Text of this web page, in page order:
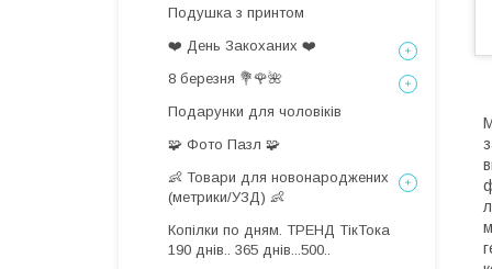
Подушка з принтом
❤️ День Закоханих ❤️
8 березня 💐🌹🌺
Подарунки для чоловіків
🧩 Фото Пазл 🧩
👶 Товари для новонароджених
(метрики/УЗД) 👶
Копілки по дням. ТРЕНД ТікТока
190 днів.. 365 днів...500..